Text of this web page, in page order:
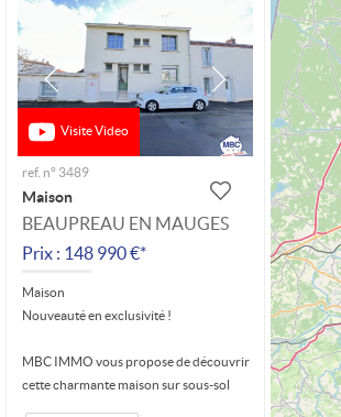
Visite Video
ref. n° 3489
Maison
BEAUPREAU EN MAUGES
Prix : 148 990 €*
Maison
Nouveauté en exclusivité !
MBC IMMO vous propose de découvrir
cette charmante maison sur sous-sol